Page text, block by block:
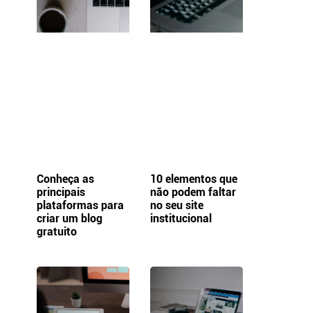
Conheça as
principais
plataformas para
criar um blog
gratuito
10 elementos que
não podem faltar
no seu site
institucional